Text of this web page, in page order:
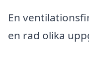
En
en rad olika